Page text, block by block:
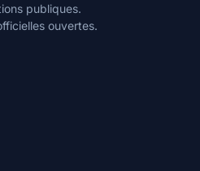
publiques.
ouvertes.